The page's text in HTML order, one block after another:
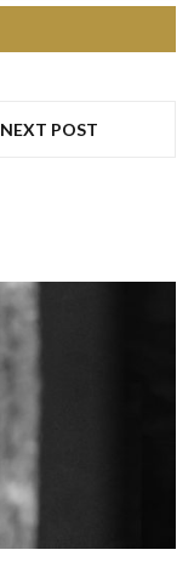
NEXT POST